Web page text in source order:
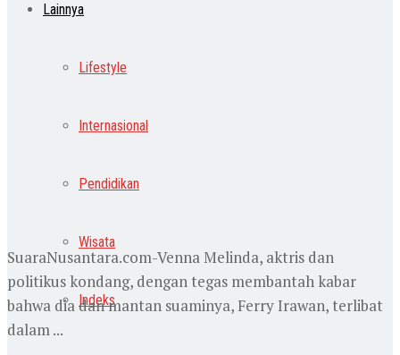
Lainnya
Lifestyle
Internasional
Pendidikan
Wisata
Indeks
SuaraNusantara.com-Venna Melinda, aktris dan
politikus kondang, dengan tegas membantah kabar
bahwa dia dan mantan suaminya, Ferry Irawan, terlibat
dalam ...